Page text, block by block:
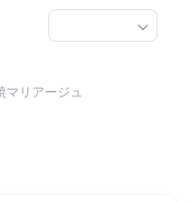
マリアージュ